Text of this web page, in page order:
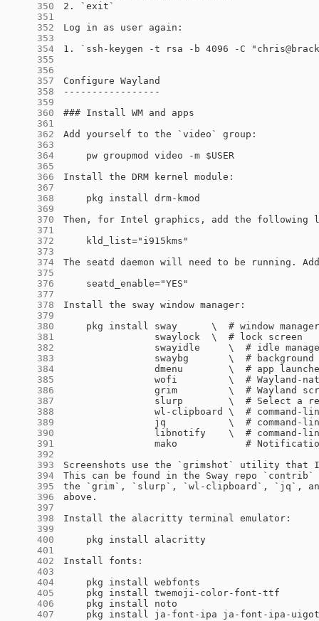
    350
    351
    352
    353
    354
    355
    356
    357
    358
    359
    360
    361
    362
    363
    364
    365
    366
    367
    368
    369
    370
    371
    372
    373
    374
    375
    376
    377
    378
    379
    380
    381
    382
    383
    384
    385
    386
    387
    388
    389
    390
    391
    392
    393
    394
    395
    396
    397
    398
    399
    400
    401
    402
    403
    404
    405
    406
    407